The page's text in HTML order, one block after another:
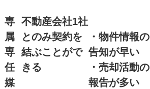
専
属
専
任
媒
不動産会社1社
とのみ契約を
結ぶことがで
きる
・物件情報の
告知が早い
・売却活動の
報告が多い